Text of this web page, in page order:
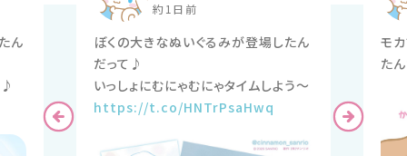
ん
約1日前
ぼくの大きなぬいぐるみが登場したん
だって♪
https://t.co/HNTrPsaHwq
モ
た